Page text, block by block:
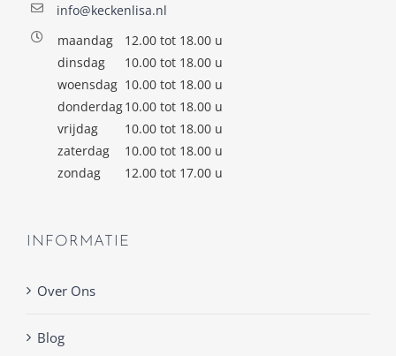
info@keckenlisa.nl
maandag
12.00 tot 18.00 u
dinsdag
10.00 tot 18.00 u
woensdag 10.00 tot 18.00 u
donderdag10.00 tot 18.00 u
vrijdag
10.00 tot 18.00 u
zaterdag
10.00 tot 18.00 u
zondag
12.00 tot 17.00 u
INFORMATIE
Over Ons
Blog